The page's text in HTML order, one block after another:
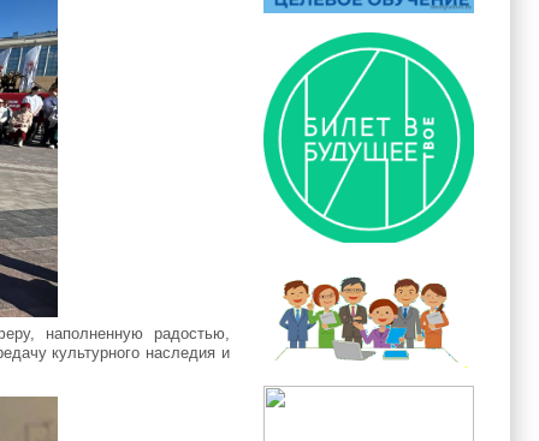
наполненную радостью,
культурного наследия и